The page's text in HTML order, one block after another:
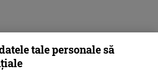
tale personale să